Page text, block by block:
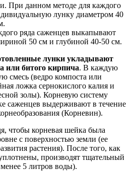
При данном методе для каждого
лунку диаметром 40
ряда саженцев выкапывают
50 см и глубиной 40-50 см.
лунки укладывают
или битого кирпича. В каждую
смесь (ведро компоста или
ложка сернокислого калия и
золы). Корневую систему
саженцев выдерживают в течение
(Корневин).
чтобы корневая шейка была
с поверхностью земли (ее
растения). После того, как
производят тщательный
5 литров воды).